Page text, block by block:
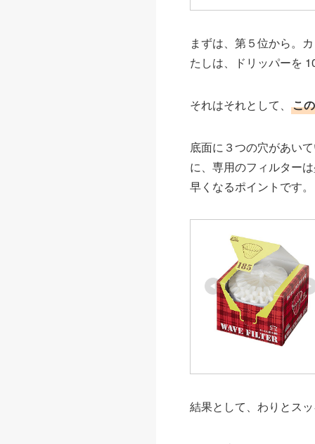
まずは、第５位から。
たしは、ドリッパーを
それはそれとして、 こ
底面に３つの穴があい
に、専用のフィルター
早くなるポイントです。
結果として、わりとス